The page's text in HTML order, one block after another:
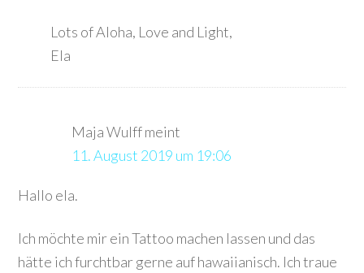
Lots of Aloha, Love and Light,
Ela
Maja Wulffmeint
11. August 2019 um 19:06
Hallo ela.
Ich möchte mir ein Tattoo machen lassen und das
hätte ich furchtbar gerne auf hawaiianisch. Ich traue